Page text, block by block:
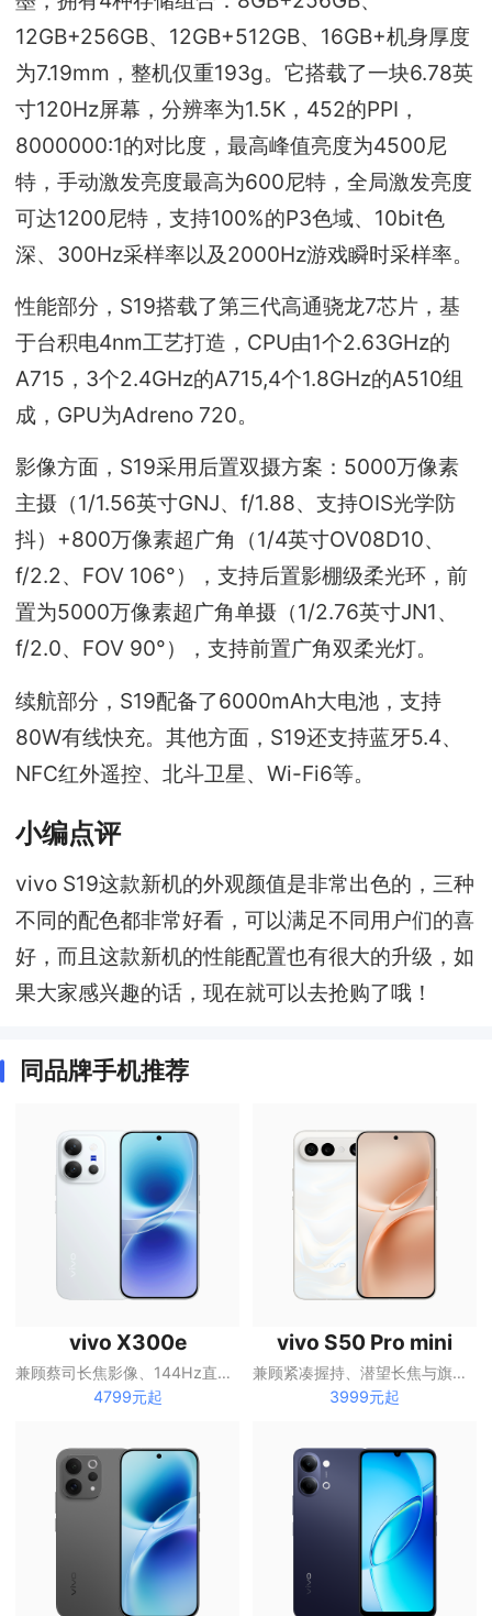
12GB+256GB、12GB+512GB、16GB+机身厚度
为7.19mm，整机仅重193g。它搭载了一块6.78英
寸120Hz屏幕，分辨率为1.5K，452的PPI，
8000000:1的对比度，最高峰值亮度为4500尼
特，手动激发亮度最高为600尼特，全局激发亮度
可达1200尼特，支持100%的P3色域、10bit色
深、300Hz采样率以及2000Hz游戏瞬时采样率。
性能部分，S19搭载了第三代高通骁龙7芯片，基
于台积电4nm工艺打造，CPU由1个2.63GHz的
A715，3个2.4GHz的A715,4个1.8GHz的A510组
成，GPU为Adreno 720。
影像方面，S19采用后置双摄方案：5000万像素
主摄（1/1.56英寸GNJ、f/1.88、支持OIS光学防
抖）+800万像素超广角（1/4英寸OV08D10、
f/2.2、FOV 106°），支持后置影棚级柔光环，前
置为5000万像素超广角单摄（1/2.76英寸JN1、
f/2.0、FOV 90°），支持前置广角双柔光灯。
续航部分，S19配备了6000mAh大电池，支持
80W有线快充。其他方面，S19还支持蓝牙5.4、
NFC红外遥控、北斗卫星、Wi-Fi6等。
小编点评
vivo S19这款新机的外观颜值是非常出色的，三种
不同的配色都非常好看，可以满足不同用户们的喜
好，而且这款新机的性能配置也有很大的升级，如
果大家感兴趣的话，现在就可以去抢购了哦！
同品牌手机推荐
vivo X300e
兼顾蔡司长焦影像、144Hz直屏与大容量电池的X系列手机
4799元起
vivo S50 Pro mini
兼顾紧凑握持、潜望长焦与旗舰性能的S系列手机
3999元起